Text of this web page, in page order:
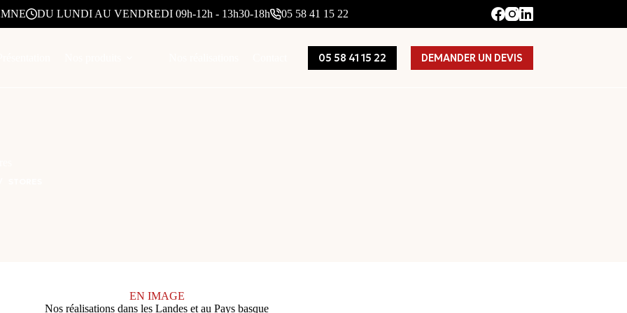
DU LUNDI AU VENDREDI 09h-12h - 13h30-18h 05 58 41 15 22
05 58 41 15 22 DEMANDER UN DEVIS
EN IMAGE
Nos réalisations dans les Landes et au Pays basque